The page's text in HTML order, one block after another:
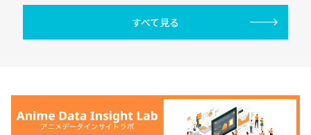
すべて見る